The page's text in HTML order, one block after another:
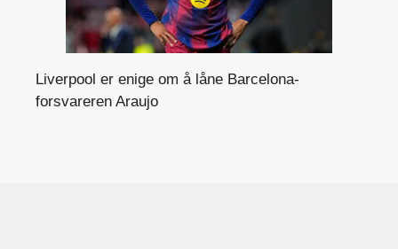
Liverpool er enige om å låne Barcelona-
forsvareren Araujo